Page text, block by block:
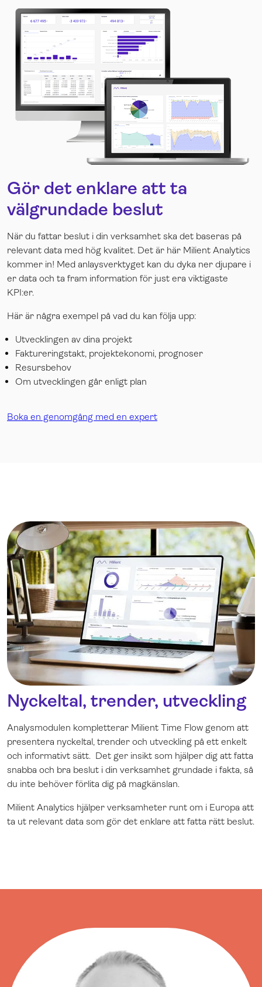
Gör det enklare att ta
välgrundade beslut
När du fattar beslut i din verksamhet ska det baseras på
relevant data med hög kvalitet. Det är här Milient Analytics
kommer in! Med anlaysverktyget kan du dyka ner djupare i
er data och ta fram information för just era viktigaste
KPI:er.
Här är några exempel på vad du kan följa upp:
Utvecklingen av dina projekt
Faktureringstakt, projektekonomi, prognoser
Resursbehov
Om utvecklingen går enligt plan
Boka en genomgång med en expert
Nyckeltal, trender, utveckling
Analysmodulen kompletterar Milient Time Flow genom att
presentera nyckeltal, trender och utveckling på ett enkelt
och informativt sätt. Det ger insikt som hjälper dig att fatta
snabba och bra beslut i din verksamhet grundade i fakta, så
du inte behöver förlita dig på magkänslan.
Milient Analytics hjälper verksamheter runt om i Europa att
ta ut relevant data som gör det enklare att fatta rätt beslut.